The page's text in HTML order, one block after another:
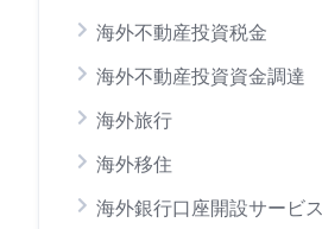
海外不動産投資税金
海外不動産投資資金調達
海外旅行
海外移住
海外銀行口座開設サービス